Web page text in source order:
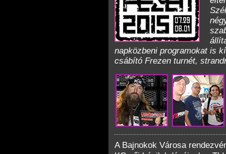
napközbeni programokat is
csábító Frezen turnét,
A Bajnokok Városa